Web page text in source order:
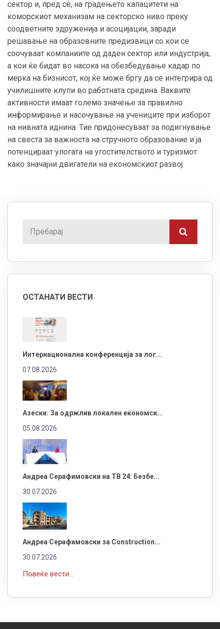
сектор и, пред сѐ, на градењето капацитети на
коморскиот механизам на секторско ниво преку
соодветните здруженија и асоцијации, заради
решавање на образовните предизвици со кои се
соочуваат компаниите од даден сектор или индустрија,
а кои ќе бидат во насока на обезбедување кадар по
мерка на бизнисот, кој ќе може бргу да се интегрира од
училишните клупи во работната средина. Ваквите
активности имаат големо значење за правилно
информирање и насочување на учениците при изборот
на нивната иднина. Тие придонесуваат за подигнување
на свеста за важноста на стручното образование и ја
потенцираат улогата на угостителството и туризмот
како значајни двигатели на економскиот развој.
ОСТАНАТИ ВЕСТИ
Интернационална конференција за лог...
07.08.2026
Азески: За одржлив локален економск...
05.08.2026
Андреа Серафимовски на ТВ 24: Безбе...
30.07.2026
Андреа Серафимовски за Construction...
30.07.2026
Повеќе вести...